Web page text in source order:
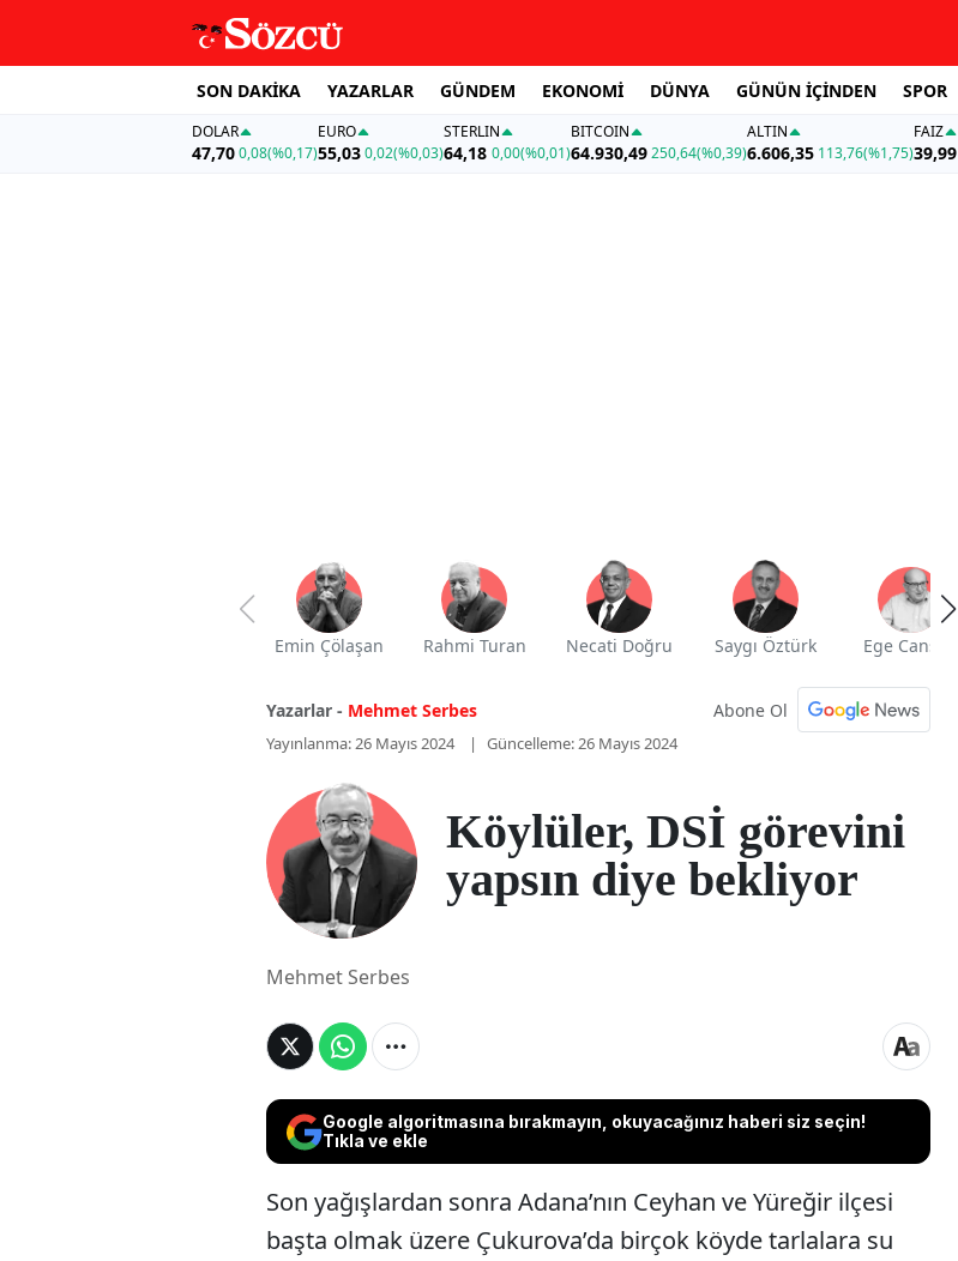
SON DAKİKA YAZARLAR GÜNDEM EKONOMİ DÜNYA GÜNÜN İÇİNDEN SPOR
DOLAR
47,700,08(%0,17)
EURO
55,03 0,02(%0,03)
STERLIN
64,18 0,00(%0,01)
BITCOIN
64.930,49250,64(%0,39)
ALTIN
6.606,35 113,76(%1,75)
FAİZ
39,99
Emin Çölaşan Rahmi Turan Necati Doğru Saygı Öztürk Ege Cansen
Yazarlar - Mehmet Serbes Abone Ol
Yayınlanma: 26 Mayıs 2024 Güncelleme: 26 Mayıs 2024
Köylüler, DSİ görevini
yapsın diye bekliyor
Mehmet Serbes
Google algoritmasına bırakmayın, okuyacağınız haberi siz seçin!
Tıkla ve ekle
Son yağışlardan sonra Adana’nın Ceyhan ve Yüreğir ilçesi
başta olmak üzere Çukurova’da birçok köyde tarlalara su